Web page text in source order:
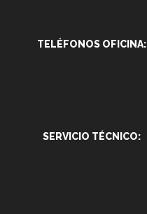
TELÉFONOS OFICINA:
SERVICIO TÉCNICO: